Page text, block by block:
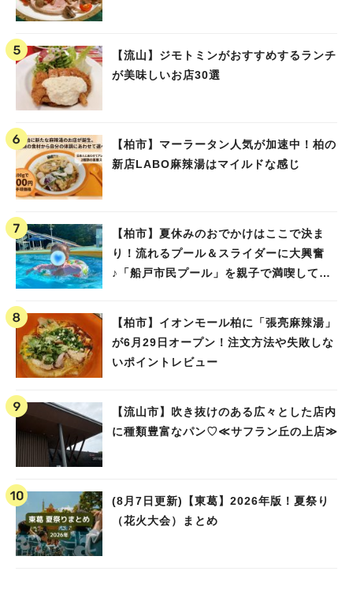
【流山】ジモトミンがおすすめするランチ
が美味しいお店30選
【柏市】マーラータン人気が加速中！柏の
新店LABO麻辣湯はマイルドな感じ
【柏市】夏休みのおでかけはここで決ま
り！流れるプール＆スライダーに大興奮
♪「船戸市民プール」を親子で満喫してき
【柏市】イオンモール柏に「張亮麻辣湯」
が6月29日オープン！注文方法や失敗しな
いポイントレビュー
【流山市】吹き抜けのある広々とした店内
に種類豊富なパン♡≪サフラン丘の上店≫
(8月7日更新)【東葛】2026年版！夏祭り
（花火大会）まとめ
#イベント#公園#教えたい／教えて投稿記事
#教えたい/こんなの見つけた